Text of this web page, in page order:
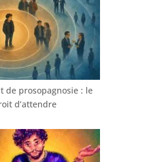
de prosopagnosie : le
d’attendre